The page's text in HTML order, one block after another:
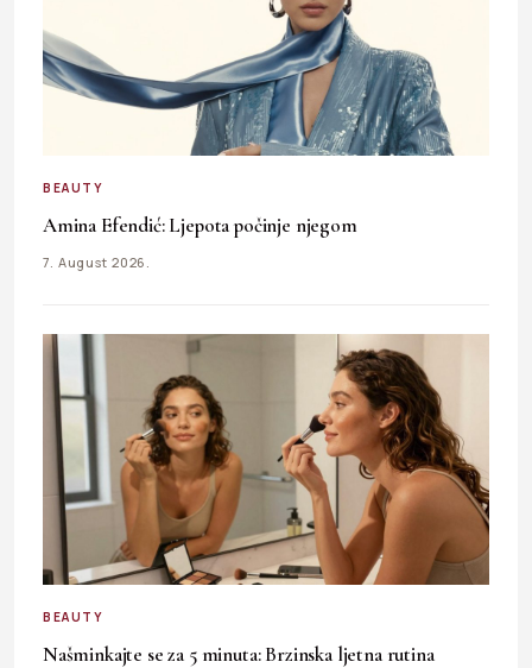
BEAUTY
Amina Efendić: Ljepota počinje njegom
7. August 2026.
BEAUTY
Našminkajte se za 5 minuta: Brzinska ljetna rutina